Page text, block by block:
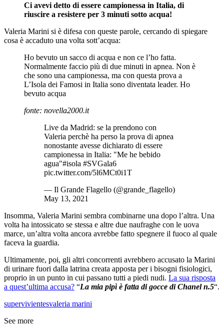
Ci avevi detto di essere campionessa in Italia, di
riuscire a resistere per 3 minuti sotto acqua!
Valeria Marini si è difesa con queste parole, cercando di spiegare
cosa è accaduto una volta sott’acqua:
Ho bevuto un sacco di acqua e non ce l’ho fatta.
Normalmente faccio più di due minuti in apnea. Non è
che sono una campionessa, ma con questa prova a
L’Isola dei Famosi in Italia sono diventata leader. Ho
bevuto acqua
fonte: novella2000.it
Live da Madrid: se la prendono con
Valeria perchè ha perso la prova di apnea
nonostante avesse dichiarato di essere
campionessa in Italia: "Me he bebido
agua"#isola #SVGala6
pic.twitter.com/5l6MCt0i1T
— Il Grande Flagello (@grande_flagello)
May 13, 2021
Insomma, Valeria Marini sembra combinarne una dopo l’altra. Una
volta ha intossicato se stessa e altre due naufraghe con le uova
marce, un’altra volta ancora avrebbe fatto spegnere il fuoco al quale
faceva la guardia.
Ultimamente, poi, gli altri concorrenti avrebbero accusato la Marini
di urinare fuori dalla latrina creata apposta per i bisogni fisiologici,
proprio in un punto in cui passano tutti a piedi nudi. La sua risposta
a quest’ultima accusa? “La mia pipì è fatta di gocce di Chanel n.5“.
supervivientesvaleria marini
See more